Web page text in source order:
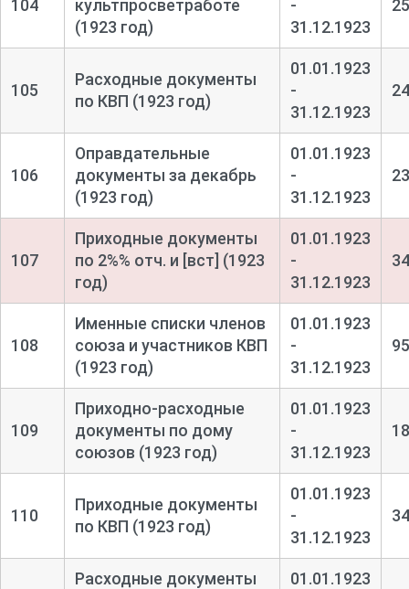
104
культпросветработе
(1923 год)
-
31.12.1923
105
Расходные документы
по КВП (1923 год)
01.01.1923
-
31.12.1923
106
Оправдательные
документы за декабрь
(1923 год)
01.01.1923
-
31.12.1923
107
Приходные документы
по 2%% отч. и [вст] (1923
год)
01.01.1923
-
31.12.1923
108
Именные списки членов
союза и участников КВП
(1923 год)
01.01.1923
-
31.12.1923
95
109
Приходно-расходные
документы по дому
союзов (1923 год)
01.01.1923
-
31.12.1923
110
Приходные документы
по КВП (1923 год)
01.01.1923
-
31.12.1923
Расходные документы
01.01.1923